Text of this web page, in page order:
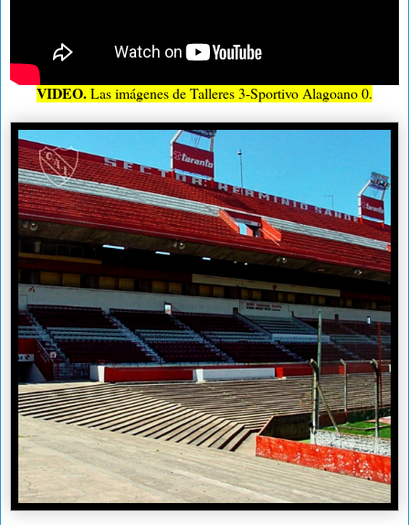
VIDEO.Las imágenes de Talleres 3-Sportivo Alagoano 0.